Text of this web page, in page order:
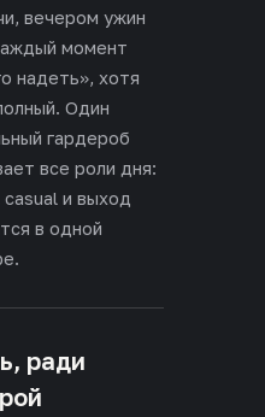
вечером ужин
момент
надеть», хотя
Один
гардероб
все роли дня:
casual и выход
в одной
ради